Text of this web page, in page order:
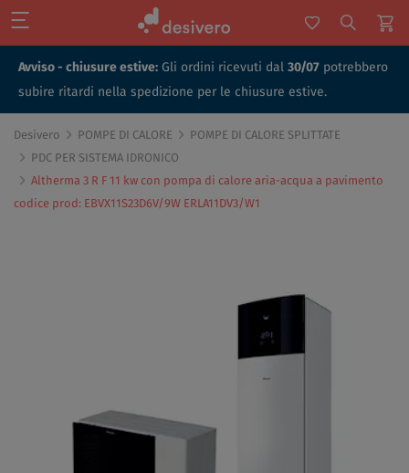
Avviso - chiusure estive: Gli ordini ricevuti dal 30/07 potrebbero
subire ritardi nella spedizione per le chiusure estive.
Desivero POMPE DI CALORE
POMPE DI CALORE SPLITTATE
PDC PER SISTEMA IDRONICO
Altherma 3 R F 11 kw con pompa di calore aria-acqua a pavimento
codice prod: EBVX11S23D6V/9W ERLA11DV3/W1